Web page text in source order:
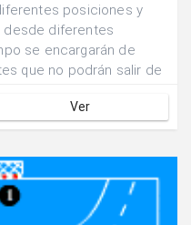
posiciones y
desde diferentes
se encargarán de
que no podrán salir de
la acción
de combinar
Ver